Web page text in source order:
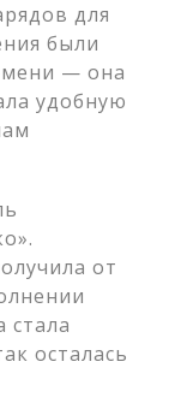
для
были
— она
удобную
от
стала
осталась